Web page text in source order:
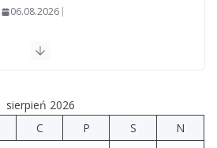
06.08.2026
Szkoła we Władysławowie
Prawie 20 tys. zł dla dyrektora
sierpień 2026
C P S
N